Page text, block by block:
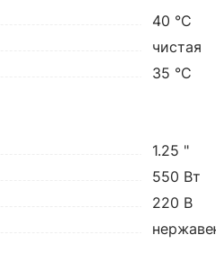
40 °C
чистая
35 °C
1.25 "
550 Вт
220 В